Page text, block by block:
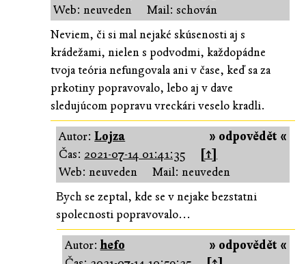
Web: neuveden
Mail: schován
Neviem, či si mal nejaké skúsenosti aj s
krádežami, nielen s podvodmi, každopádne
tvoja teória nefungovala ani v čase, keď sa za
prkotiny popravovalo, lebo aj v dave
sledujúcom popravu vreckári veselo kradli.
» odpovědět «
Autor:Lojza
Čas: 2021-07-14 01:41:35
[↑]
Web: neuveden
Mail: neuveden
Bych se zeptal, kde se v nejake bezstatni
spolecnosti popravovalo...
» odpovědět «
Autor:hefo